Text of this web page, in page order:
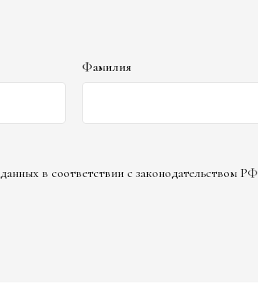
Фамилия
в соответствии с законодательством РФ